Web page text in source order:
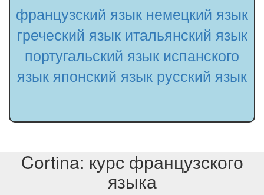
французский язык немецкий язык
греческий язык итальянский язык
португальский язык испанского
языкяпонский язык русский язык
Cortina: курс французского
языка